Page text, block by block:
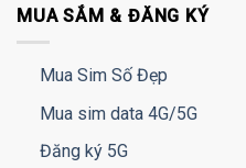
MUA SẮM & ĐĂNG KÝ
Mua Sim Số Đẹp
Mua sim data 4G/5G
Đăng ký 5G